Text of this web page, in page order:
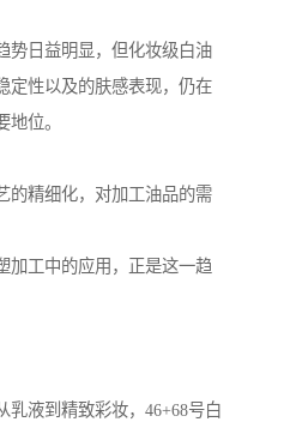
势日益明显，但化妆级白油
定性以及的肤感表现，仍在
位。
的精细化，对加工油品的需
加工中的应用，正是这一趋
乳液到精致彩妆，46+68号白